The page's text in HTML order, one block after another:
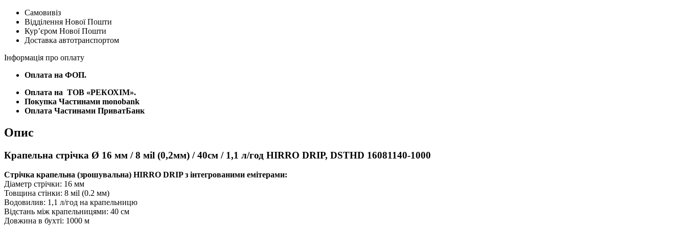
/
8
мil
(0,2мм)
40см
1,1
год
HIRRO
DRIP,
16081140-
Самовивіз
Відділення Нової Пошти
Курʼєром Нової Пошти
Доставка автотранспортом
Інформація про оплату
Оплата на ФОП.
Оплата на ТОВ «РЕКОХІМ».
Покупка Частинами monobank
Оплата Частинами ПриватБанк
Опис
Крапельна стрічка Ø 16 мм / 8 мil (0,2мм) / 40см / 1,1 л/год HIRRO DRIP, DSTHD 16081140-1000
Стрічка крапельна (зрошувальна) HIRRO DRIP з інтегрованими емітерами:
Діаметр стрічки: 16 мм
Товщина стінки: 8 мil (0.2 мм)
Водовилив: 1,1 л/год на крапельницю
Відстань між крапельницями: 40 см
Довжина в бухті: 1000 м